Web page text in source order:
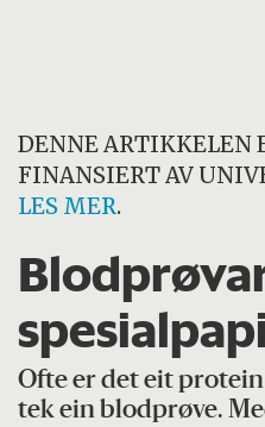
DENNE ARTIKKELEN
FINANSIERT AV
LES MER.
Ofte er det eit
tek ein blodprøve.